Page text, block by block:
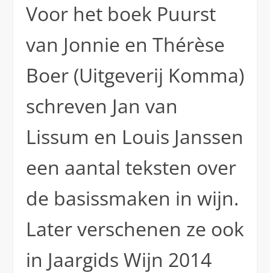
Voor het boek Puurst
van Jonnie en Thérèse
Boer (Uitgeverij Komma)
schreven Jan van
Lissum en Louis Janssen
een aantal teksten over
de basissmaken in wijn.
Later verschenen ze ook
in Jaargids Wijn 2014